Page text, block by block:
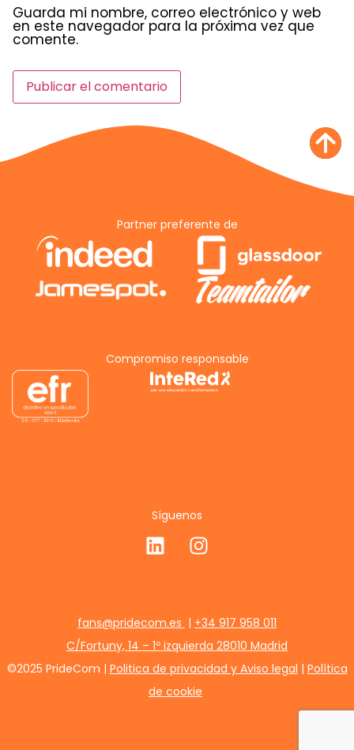
Guarda mi nombre, correo electrónico y web
en este navegador para la próxima vez que
comente.
Partner preferente de
Compromiso responsable
Síguenos
fans@pridecom.es | +34 917 958 011
C/Fortuny, 14 – 1º izquierda 28010 Madrid
©2025 PrideCom | Politica de privacidad y Aviso legal | Política
de cookie